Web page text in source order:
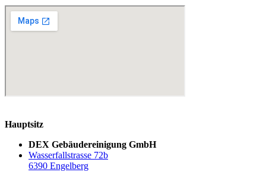
Hauptsitz
DEX Gebäudereinigung GmbH
Wasserfallstrasse 72b
6390 Engelberg